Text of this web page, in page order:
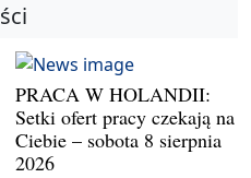
PRACA W HOLANDII:
Setki ofert pracy czekają na
Ciebie – sobota 8 sierpnia
2026